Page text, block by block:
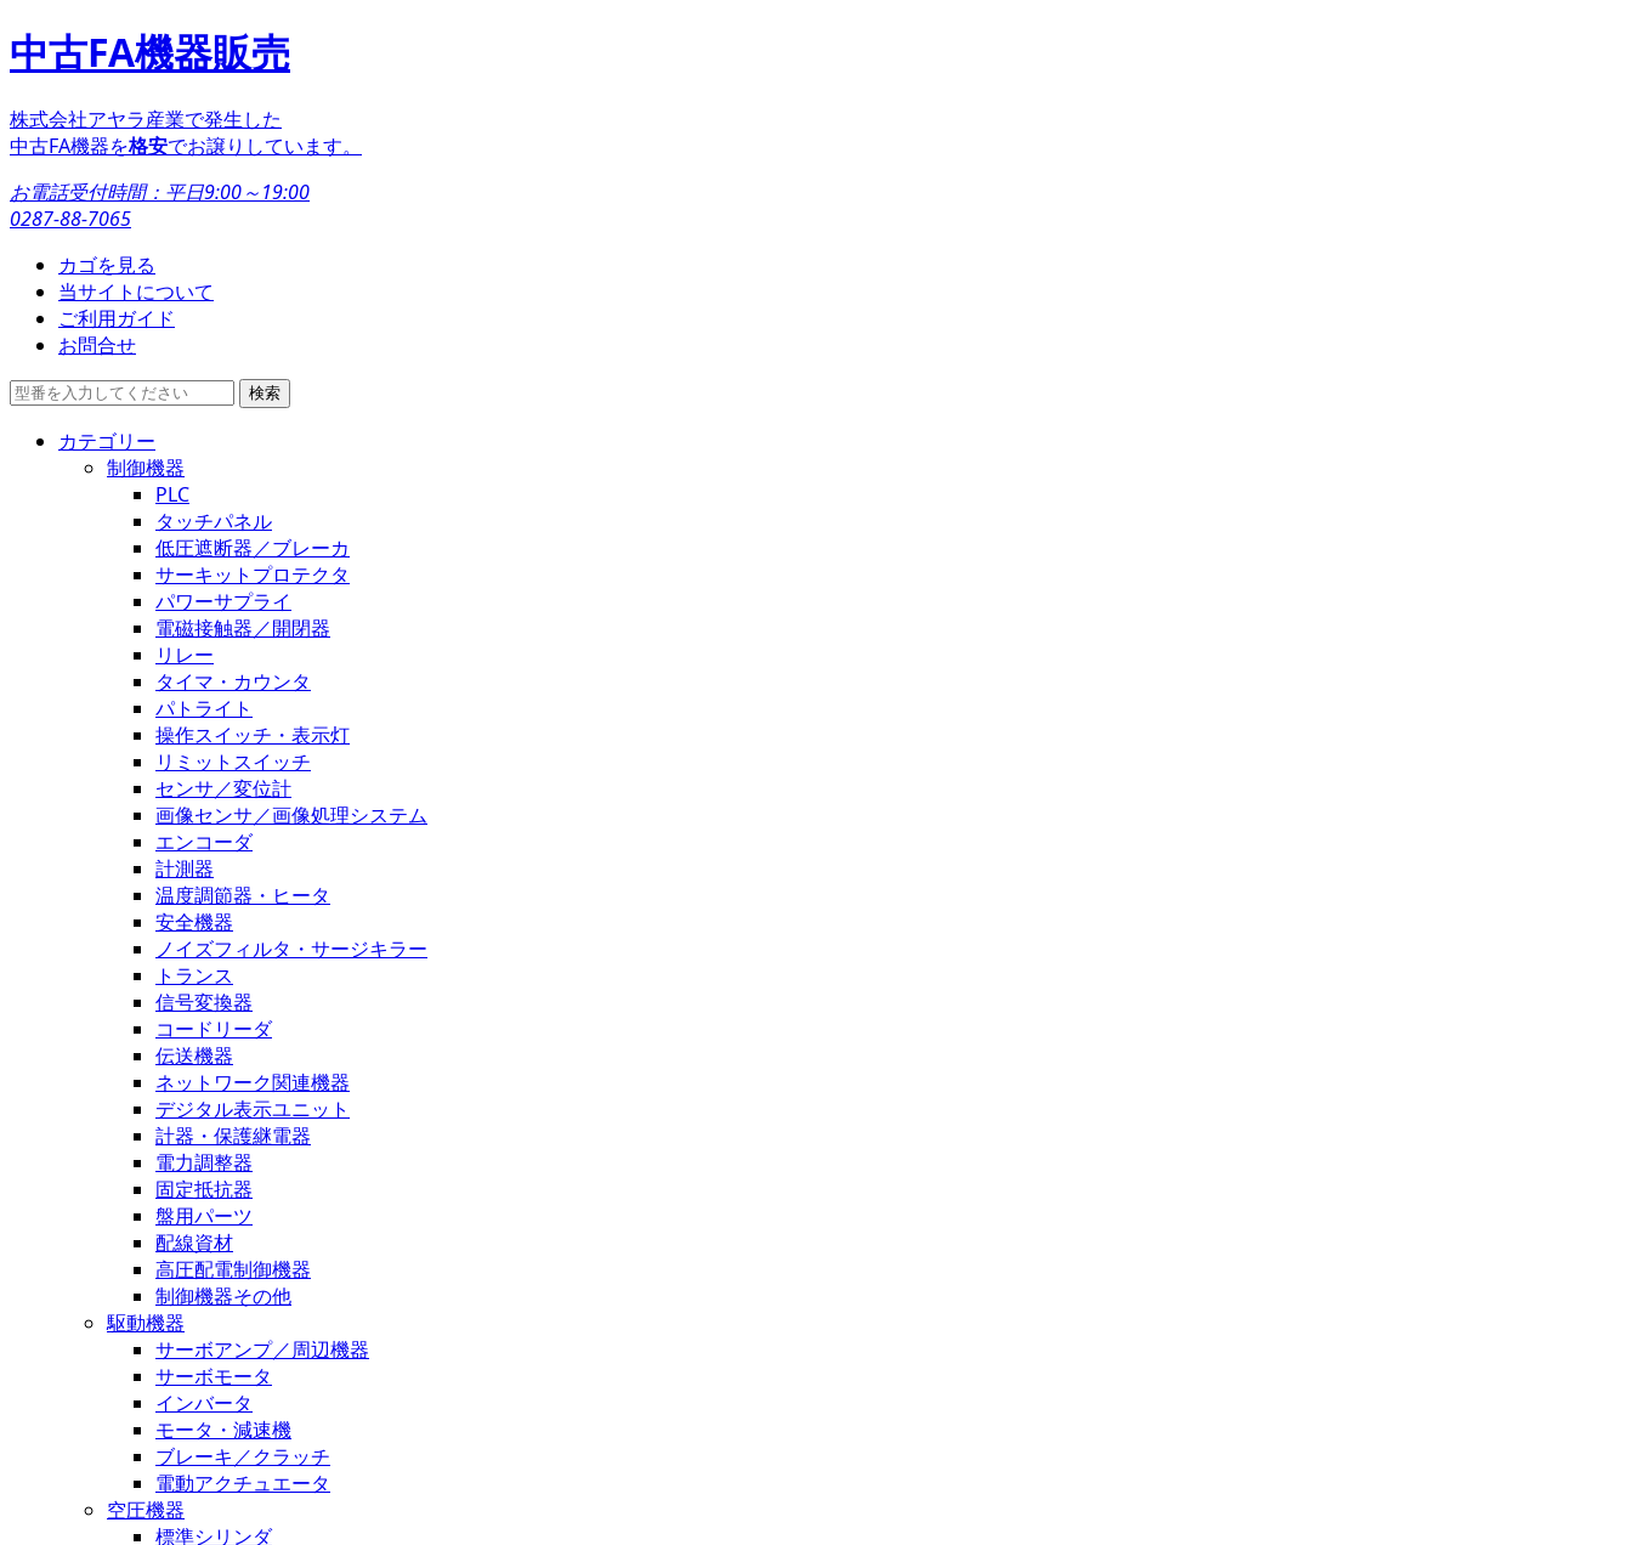
中古FA機器販売
株式会社アヤラ産業で発生した
中古FA機器を格安でお譲りしています。
お電話受付時間： 平日9:00～19:00
0287-88-7065
カゴを見る
当サイトについて
ご利用ガイド
お問合せ
カテゴリー
制御機器
PLC
タッチパネル
低圧遮断器／ブレーカ
サーキットプロテクタ
パワーサプライ
電磁接触器／開閉器
リレー
タイマ・カウンタ
パトライト
操作スイッチ・表示灯
リミットスイッチ
センサ／変位計
画像センサ／画像処理システム
エンコーダ
計測器
温度調節器・ヒータ
安全機器
ノイズフィルタ・サージキラー
トランス
信号変換器
コードリーダ
伝送機器
ネットワーク関連機器
デジタル表示ユニット
計器・保護継電器
電力調整器
固定抵抗器
盤用パーツ
配線資材
高圧配電制御機器
制御機器その他
駆動機器
サーボアンプ／周辺機器
サーボモータ
インバータ
モータ・減速機
ブレーキ／クラッチ
電動アクチュエータ
空圧機器
標準シリンダ